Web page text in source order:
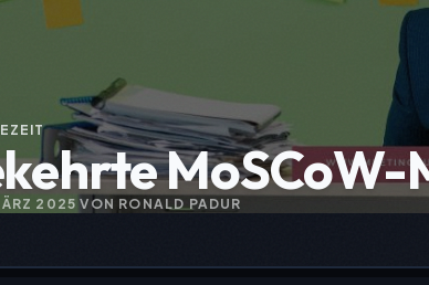
2025 VON RONALD PADUR